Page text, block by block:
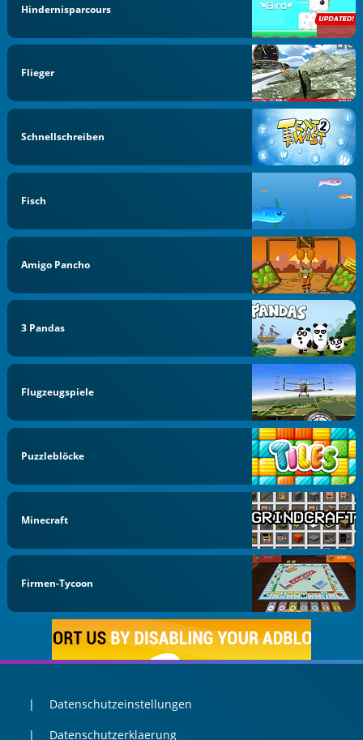
Hindernisparcours
Flieger
Schnellschreiben
Fisch
Amigo Pancho
3 Pandas
Flugzeugspiele
Puzzleblöcke
Minecraft
Firmen-Tycoon
Datenschutzeinstellungen
Datenschutzerklaerung